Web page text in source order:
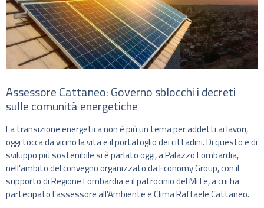
Assessore Cattaneo: Governo sblocchi i decreti
sulle comunità energetiche
La transizione energetica non è più un tema per addetti ai lavori,
oggi tocca da vicino la vita e il portafoglio dei cittadini. Di questo e di
sviluppo più sostenibile si è parlato oggi, a Palazzo Lombardia,
nell’ambito del convegno organizzato da Economy Group, con il
supporto di Regione Lombardia e il patrocinio del MiTe, a cui ha
partecipato l’assessore all’Ambiente e Clima Raffaele Cattaneo.